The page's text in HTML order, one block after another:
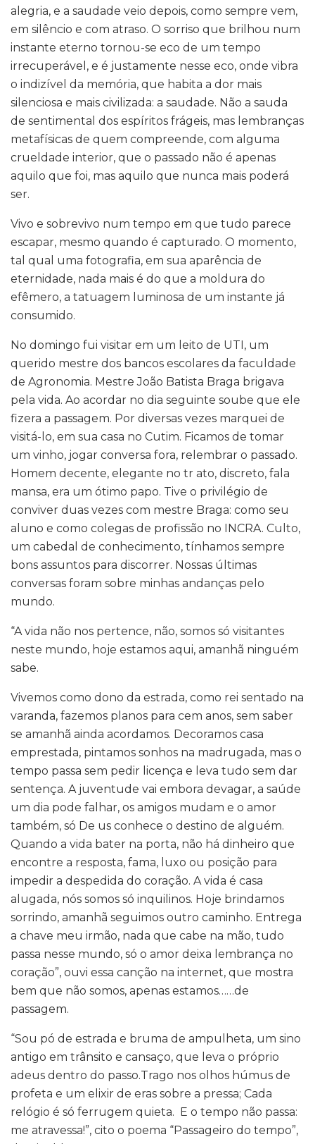
alegria, e a saudade veio depois, como sempre vem,
em silêncio e com atraso. O sorriso que brilhou num
instante eterno tornou-se eco de um tempo
irrecuperável, e é justamente nesse eco, onde vibra
o indizível da memória, que habita a dor mais
silenciosa e mais civilizada: a saudade. Não a sauda
de sentimental dos espíritos frágeis, mas lembranças
metafísicas de quem compreende, com alguma
crueldade interior, que o passado não é apenas
aquilo que foi, mas aquilo que nunca mais poderá
ser.
Vivo e sobrevivo num tempo em que tudo parece
escapar, mesmo quando é capturado. O momento,
tal qual uma fotografia, em sua aparência de
eternidade, nada mais é do que a moldura do
efêmero, a tatuagem luminosa de um instante já
consumido.
No domingo fui visitar em um leito de UTI, um
querido mestre dos bancos escolares da faculdade
de Agronomia. Mestre João Batista Braga brigava
pela vida. Ao acordar no dia seguinte soube que ele
fizera a passagem. Por diversas vezes marquei de
visitá-lo, em sua casa no Cutim. Ficamos de tomar
um vinho, jogar conversa fora, relembrar o passado.
Homem decente, elegante no tr ato, discreto, fala
mansa, era um ótimo papo. Tive o privilégio de
conviver duas vezes com mestre Braga: como seu
aluno e como colegas de profissão no INCRA. Culto,
um cabedal de conhecimento, tínhamos sempre
bons assuntos para discorrer. Nossas últimas
conversas foram sobre minhas andanças pelo
mundo.
“A vida não nos pertence, não, somos só visitantes
neste mundo, hoje estamos aqui, amanhã ninguém
sabe.
Vivemos como dono da estrada, como rei sentado na
varanda, fazemos planos para cem anos, sem saber
se amanhã ainda acordamos. Decoramos casa
emprestada, pintamos sonhos na madrugada, mas o
tempo passa sem pedir licença e leva tudo sem dar
sentença. A juventude vai embora devagar, a saúde
um dia pode falhar, os amigos mudam e o amor
também, só De us conhece o destino de alguém.
Quando a vida bater na porta, não há dinheiro que
encontre a resposta, fama, luxo ou posição para
impedir a despedida do coração. A vida é casa
alugada, nós somos só inquilinos. Hoje brindamos
sorrindo, amanhã seguimos outro caminho. Entrega
a chave meu irmão, nada que cabe na mão, tudo
passa nesse mundo, só o amor deixa lembrança no
coração”, ouvi essa canção na internet, que mostra
bem que não somos, apenas estamos……de
passagem.
“Sou pó de estrada e bruma de ampulheta, um sino
antigo em trânsito e cansaço, que leva o próprio
adeus dentro do passo.Trago nos olhos húmus de
profeta e um elixir de eras sobre a pressa; Cada
relógio é só ferrugem quieta. E o tempo não passa:
me atravessa!”, cito o poema “Passageiro do tempo”,